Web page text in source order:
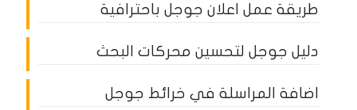
طريقة عمل اعلان جوجل باحترافية
دليل جوجل لتحسين محركات البحث
اضافة المراسلة في خرائط جوجل